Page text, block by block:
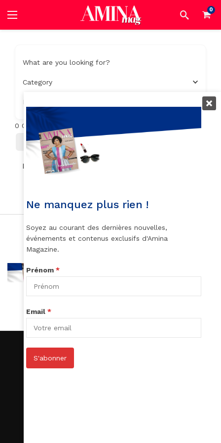
0
What are you looking for?
Category
Location
0 Objets trouvés
Filter
No listings found.
Ne manquez plus rien !
Soyez au courant des dernières nouvelles,
événements et contenus exclusifs d'Amina
Magazine.
Prénom *
Email *
S'abonner